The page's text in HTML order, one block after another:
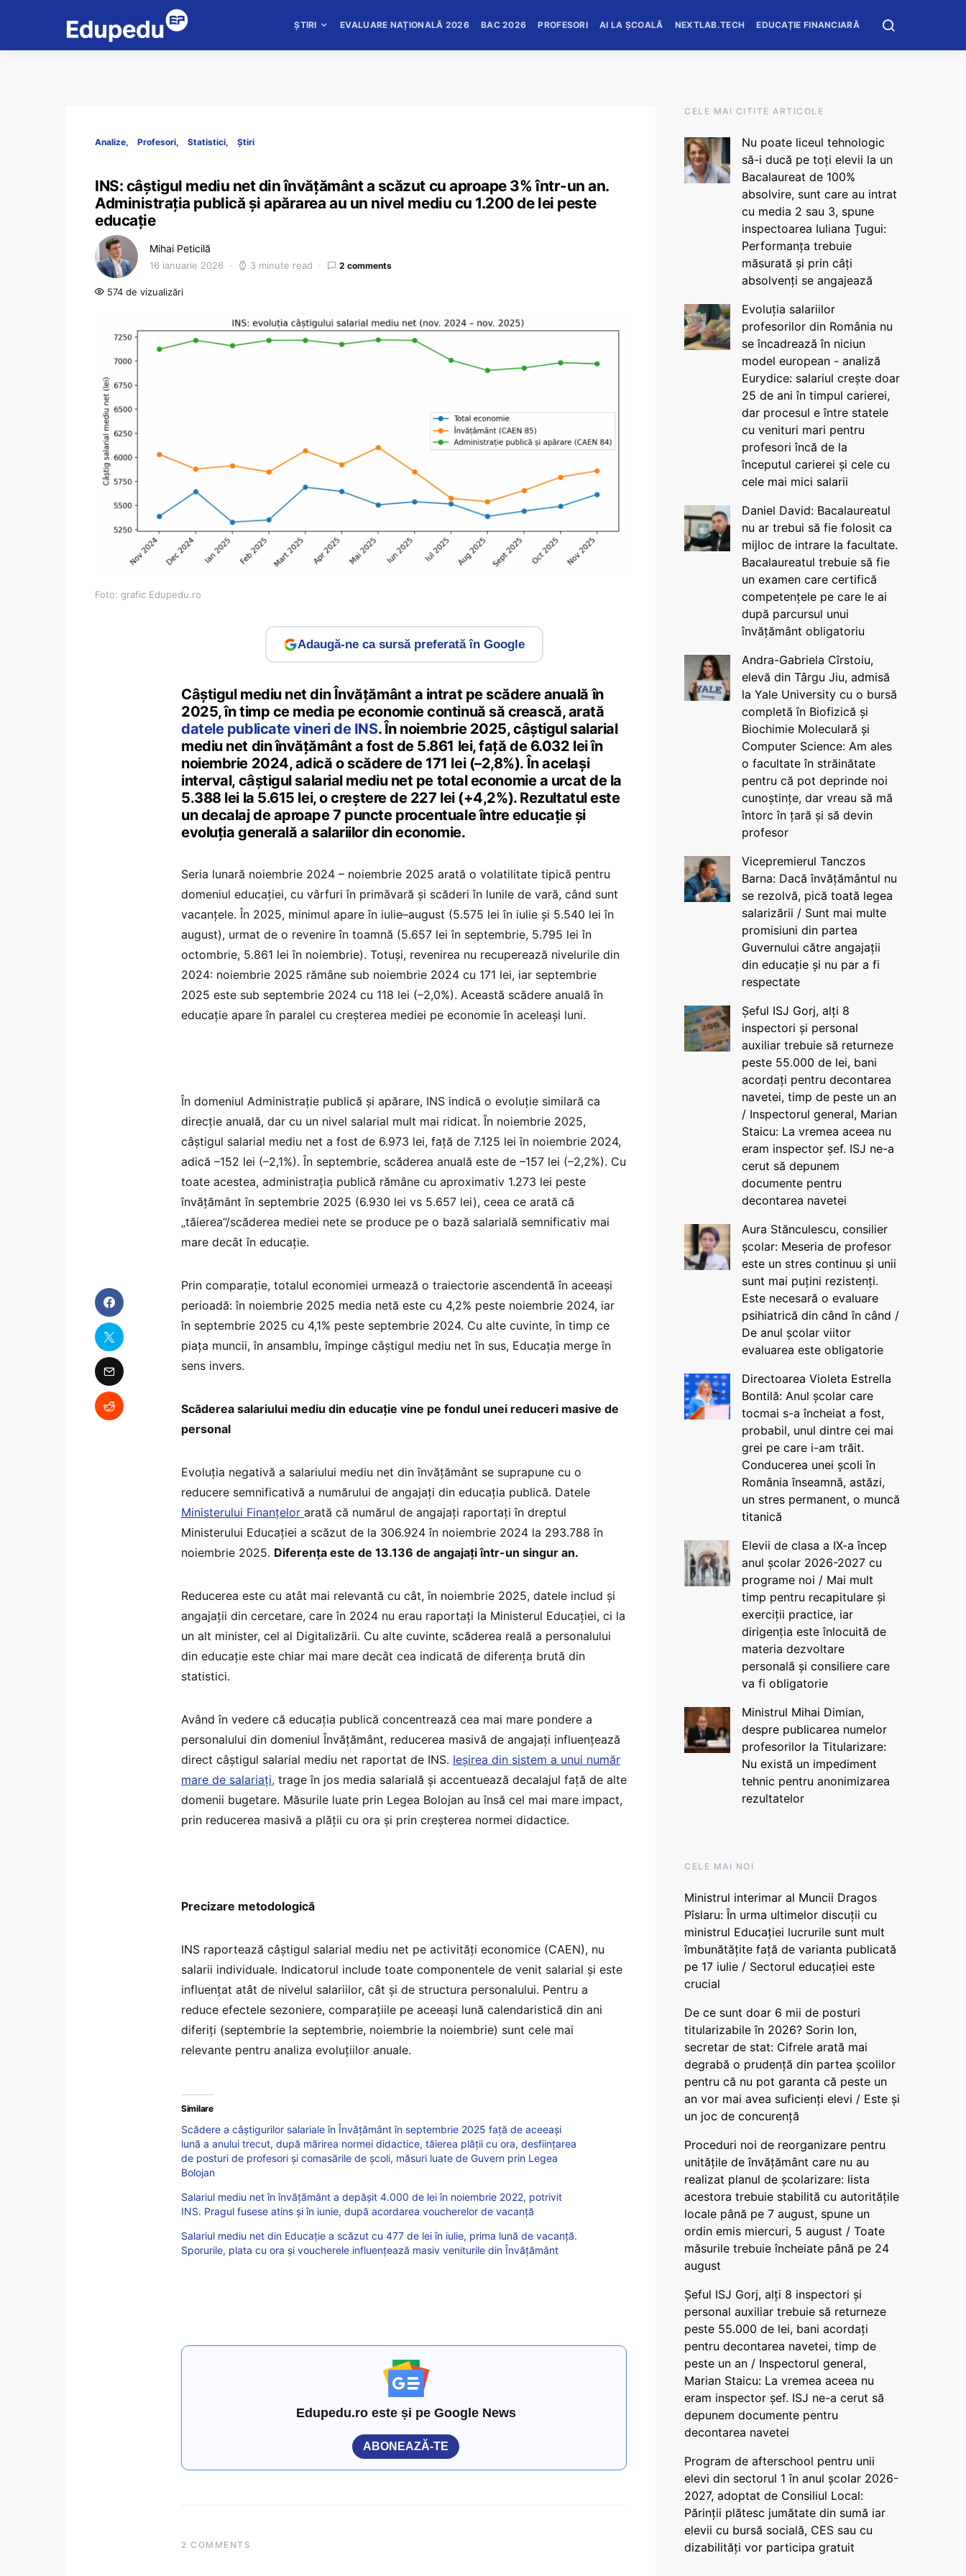
ȘTIRI EVALUARE NAȚIONALĂ 2026 BAC 2026 PROFESORI AI LA ȘCOALĂ NEXTLAB.TECH EDUCAȚIE FINANCIARĂ
Analize Profesori Statistici Știri
INS: câștigul mediu net din învățământ a scăzut cu aproape 3% într-un an.
Administrația publică și apărarea au un nivel mediu cu 1.200 de lei peste
educație
Mihai Peticilă
16 ianuarie 2026 3 minute read 2 comments
574 de vizualizări
Foto: grafic Edupedu.ro
Adaugă-ne ca sursă preferată în Google
Câștigul mediu net din Învățământ a intrat pe scădere anuală în
2025, în timp ce media pe economie continuă să crească, arată
datele publicate vineri de INS. În noiembrie 2025, câștigul salarial
mediu net din învățământ a fost de 5.861 lei, față de 6.032 lei în
noiembrie 2024, adică o scădere de 171 lei (–2,8%). În același
interval, câștigul salarial mediu net pe total economie a urcat de la
5.388 lei la 5.615 lei, o creștere de 227 lei (+4,2%). Rezultatul este
un decalaj de aproape 7 puncte procentuale între educație și
evoluția generală a salariilor din economie.
Seria lunară noiembrie 2024 – noiembrie 2025 arată o volatilitate tipică pentru
domeniul educației, cu vârfuri în primăvară și scăderi în lunile de vară, când sunt
vacanțele. În 2025, minimul apare în iulie–august (5.575 lei în iulie și 5.540 lei în
august), urmat de o revenire în toamnă (5.657 lei în septembrie, 5.795 lei în
octombrie, 5.861 lei în noiembrie). Totuși, revenirea nu recuperează nivelurile din
2024: noiembrie 2025 rămâne sub noiembrie 2024 cu 171 lei, iar septembrie
2025 este sub septembrie 2024 cu 118 lei (–2,0%). Această scădere anuală în
educație apare în paralel cu creșterea mediei pe economie în aceleași luni.
În domeniul Administrație publică și apărare, INS indică o evoluție similară ca
direcție anuală, dar cu un nivel salarial mult mai ridicat. În noiembrie 2025,
câștigul salarial mediu net a fost de 6.973 lei, față de 7.125 lei în noiembrie 2024,
adică –152 lei (–2,1%). În septembrie, scăderea anuală este de –157 lei (–2,2%). Cu
toate acestea, administrația publică rămâne cu aproximativ 1.273 lei peste
învățământ în septembrie 2025 (6.930 lei vs 5.657 lei), ceea ce arată că
„tăierea”/scăderea mediei nete se produce pe o bază salarială semnificativ mai
mare decât în educație.
Prin comparație, totalul economiei urmează o traiectorie ascendentă în aceeași
perioadă: în noiembrie 2025 media netă este cu 4,2% peste noiembrie 2024, iar
în septembrie 2025 cu 4,1% peste septembrie 2024. Cu alte cuvinte, în timp ce
piața muncii, în ansamblu, împinge câștigul mediu net în sus, Educația merge în
sens invers.
Scăderea salariului mediu din educație vine pe fondul unei reduceri masive de
personal
Evoluția negativă a salariului mediu net din învățământ se suprapune cu o
reducere semnificativă a numărului de angajați din educația publică. Datele
Ministerului Finanțelor arată că numărul de angajați raportați în dreptul
Ministerului Educației a scăzut de la 306.924 în noiembrie 2024 la 293.788 în
noiembrie 2025. Diferența este de 13.136 de angajați într-un singur an.
Reducerea este cu atât mai relevantă cu cât, în noiembrie 2025, datele includ și
angajații din cercetare, care în 2024 nu erau raportați la Ministerul Educației, ci la
un alt minister, cel al Digitalizării. Cu alte cuvinte, scăderea reală a personalului
din educație este chiar mai mare decât cea indicată de diferența brută din
statistici.
Având în vedere că educația publică concentrează cea mai mare pondere a
personalului din domeniul Învățământ, reducerea masivă de angajați influențează
direct câștigul salarial mediu net raportat de INS. Ieșirea din sistem a unui număr
mare de salariați, trage în jos media salarială și accentuează decalajul față de alte
domenii bugetare. Măsurile luate prin Legea Bolojan au însă cel mai mare impact,
prin reducerea masivă a plății cu ora și prin creșterea normei didactice.
Precizare metodologică
INS raportează câștigul salarial mediu net pe activități economice (CAEN), nu
salarii individuale. Indicatorul include toate componentele de venit salarial și este
influențat atât de nivelul salariilor, cât și de structura personalului. Pentru a
reduce efectele sezoniere, comparațiile pe aceeași lună calendaristică din ani
diferiți (septembrie la septembrie, noiembrie la noiembrie) sunt cele mai
relevante pentru analiza evoluțiilor anuale.
Similare
Scădere a câștigurilor salariale în Învățământ în septembrie 2025 față de aceeași
lună a anului trecut, după mărirea normei didactice, tăierea plății cu ora, desființarea
de posturi de profesori și comasările de școli, măsuri luate de Guvern prin Legea
Bolojan
Salariul mediu net în învățământ a depășit 4.000 de lei în noiembrie 2022, potrivit
INS. Pragul fusese atins și în iunie, după acordarea voucherelor de vacanță
Salariul mediu net din Educație a scăzut cu 477 de lei în iulie, prima lună de vacanță.
Sporurile, plata cu ora și voucherele influențează masiv veniturile din Învățământ
Edupedu.ro este și pe Google News
ABONEAZĂ-TE
2 COMMENTS
CELE MAI CITITE ARTICOLE
Nu poate liceul tehnologic
să-i ducă pe toți elevii la un
Bacalaureat de 100%
absolvire, sunt care au intrat
cu media 2 sau 3, spune
inspectoarea Iuliana Țugui:
Performanța trebuie
măsurată și prin câți
absolvenți se angajează
Evoluția salariilor
profesorilor din România nu
se încadrează în niciun
model european - analiză
Eurydice: salariul crește doar
25 de ani în timpul carierei,
dar procesul e între statele
cu venituri mari pentru
profesori încă de la
începutul carierei și cele cu
cele mai mici salarii
Daniel David: Bacalaureatul
nu ar trebui să fie folosit ca
mijloc de intrare la facultate.
Bacalaureatul trebuie să fie
un examen care certifică
competențele pe care le ai
după parcursul unui
învățământ obligatoriu
Andra-Gabriela Cîrstoiu,
elevă din Târgu Jiu, admisă
la Yale University cu o bursă
completă în Biofizică și
Biochimie Moleculară și
Computer Science: Am ales
o facultate în străinătate
pentru că pot deprinde noi
cunoștințe, dar vreau să mă
întorc în țară și să devin
profesor
Vicepremierul Tanczos
Barna: Dacă învățământul nu
se rezolvă, pică toată legea
salarizării / Sunt mai multe
promisiuni din partea
Guvernului către angajații
din educație și nu par a fi
respectate
Șeful ISJ Gorj, alți 8
inspectori și personal
auxiliar trebuie să returneze
peste 55.000 de lei, bani
acordați pentru decontarea
navetei, timp de peste un an
/ Inspectorul general, Marian
Staicu: La vremea aceea nu
eram inspector șef. ISJ ne-a
cerut să depunem
documente pentru
decontarea navetei
Aura Stănculescu, consilier
școlar: Meseria de profesor
este un stres continuu și unii
sunt mai puțini rezistenți.
Este necesară o evaluare
psihiatrică din când în când /
De anul școlar viitor
evaluarea este obligatorie
Directoarea Violeta Estrella
Bontilă: Anul școlar care
tocmai s-a încheiat a fost,
probabil, unul dintre cei mai
grei pe care i-am trăit.
Conducerea unei școli în
România înseamnă, astăzi,
un stres permanent, o muncă
titanică
Elevii de clasa a IX-a încep
anul școlar 2026-2027 cu
programe noi / Mai mult
timp pentru recapitulare și
exerciții practice, iar
dirigenția este înlocuită de
materia dezvoltare
personală și consiliere care
va fi obligatorie
Ministrul Mihai Dimian,
despre publicarea numelor
profesorilor la Titularizare:
Nu există un impediment
tehnic pentru anonimizarea
rezultatelor
CELE MAI NOI
Ministrul interimar al Muncii Dragos
Pîslaru: În urma ultimelor discuții cu
ministrul Educației lucrurile sunt mult
îmbunătățite față de varianta publicată
pe 17 iulie / Sectorul educației este
crucial
De ce sunt doar 6 mii de posturi
titularizabile în 2026? Sorin Ion,
secretar de stat: Cifrele arată mai
degrabă o prudență din partea școlilor
pentru că nu pot garanta că peste un
an vor mai avea suficienți elevi / Este și
un joc de concurență
Proceduri noi de reorganizare pentru
unitățile de învățământ care nu au
realizat planul de școlarizare: lista
acestora trebuie stabilită cu autoritățile
locale până pe 7 august, spune un
ordin emis miercuri, 5 august / Toate
măsurile trebuie încheiate până pe 24
august
Șeful ISJ Gorj, alți 8 inspectori și
personal auxiliar trebuie să returneze
peste 55.000 de lei, bani acordați
pentru decontarea navetei, timp de
peste un an / Inspectorul general,
Marian Staicu: La vremea aceea nu
eram inspector șef. ISJ ne-a cerut să
depunem documente pentru
decontarea navetei
Program de afterschool pentru unii
elevi din sectorul 1 în anul școlar 2026-
2027, adoptat de Consiliul Local:
Părinții plătesc jumătate din sumă iar
elevii cu bursă socială, CES sau cu
dizabilităţi vor participa gratuit